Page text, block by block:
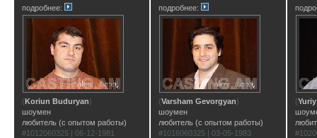
подробнее:
(Koriun Buduryan)
шоумен
любитель (с опытом работы)
#1012060325 | 06-12-1981
подробнее:
(Varsham Gevorgyan)
шоумен
любитель (с опытом работы)
#1016060325 | 03-05-1983
(